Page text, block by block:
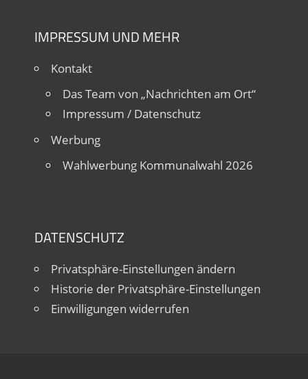
IMPRESSUM UND MEHR
Kontakt
Das Team von „Nachrichten am Ort“
Impressum / Datenschutz
Werbung
Wahlwerbung Kommunalwahl 2026
DATENSCHUTZ
Privatsphäre-Einstellungen ändern
Historie der Privatsphäre-Einstellungen
Einwilligungen widerrufen